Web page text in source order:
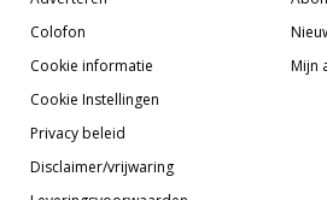
Colofon
Cookie informatie
Cookie Instellingen
Privacy beleid
Disclaimer/vrijwaring
Mijn